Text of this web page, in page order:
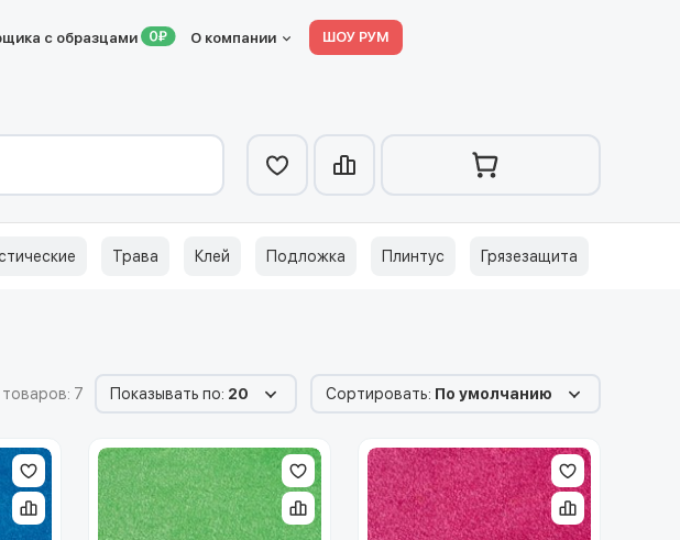
с образцами О компании ШОУ РУМ
Трава Клей Подложка Плинтус Грязезащита
7 Показывать по: 20 Сортировать: По умолчанию